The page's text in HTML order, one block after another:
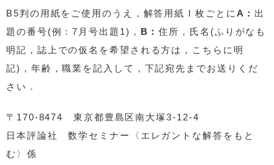
B5判の用紙をご使用のうえ，解答用紙 l 枚ごとに A： 出
題の番号(例：7月号出題1)， B：住所，氏名(ふりがなも
明記，誌上での仮名を希望される方は，こちらに明
記)，年齢，職業を記入して，下記宛先までお送りくだ
さい．
〒170-8474 東京都豊島区南大塚3-12-4
日本評論社 数学セミナー〈エレガントな解答をもと
む〉係